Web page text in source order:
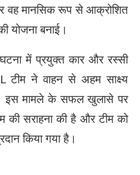
वह मानसिक रूप से आक्रोशित
योजना बनाई।
में प्रयुक्त कार और रस्सी
टीम ने वाहन से अहम साक्ष्य
इस मामले के सफल खुलासे पर
की सराहना की है और टीम को
किया गया है।